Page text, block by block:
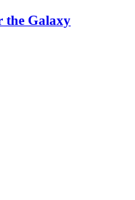
the Galaxy